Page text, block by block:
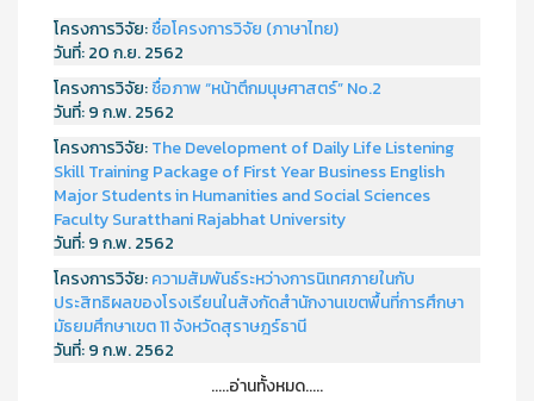
โครงการวิจัย:ชื่อโครงการวิจัย (ภาษาไทย)
วันที่:20 ก.ย. 2562
โครงการวิจัย:ชื่อภาพ “หน้าตึกมนุษศาสตร์” No.2
วันที่:9 ก.พ. 2562
โครงการวิจัย:The Development of Daily Life Listening
Skill Training Package of First Year Business English
Major Students in Humanities and Social Sciences
Faculty Suratthani Rajabhat University
วันที่:9 ก.พ. 2562
โครงการวิจัย:ความสัมพันธ์ระหว่างการนิเทศภายในกับ
ประสิทธิผลของโรงเรียนในสังกัดสำนักงานเขตพื้นที่การศึกษา
มัธยมศึกษาเขต 11 จังหวัดสุราษฎร์ธานี
วันที่:9 ก.พ. 2562
.....อ่านทั้งหมด.....